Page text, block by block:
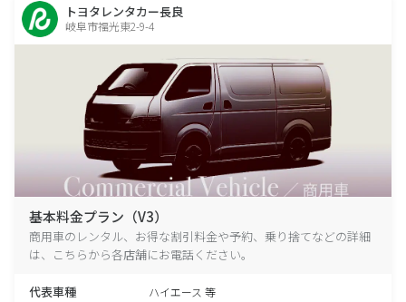
トヨタレンタカー長良
岐阜市福光東2-9-4
基本料金プラン（V3）
商用車のレンタル、お得な割引料金や予約、乗り捨てなどの詳細
は、こちらから各店舗にお電話ください。
代表車種 ハイエース 等